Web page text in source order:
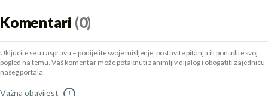
Komentari (0)
Uključite se u raspravu – podijelite svoje mišljenje, postavite pitanja ili ponudite svoj
pogled na temu. Vaš komentar može potaknuti zanimljiv dijalog i obogatiti zajednicu
našeg portala.
Važna obavijest !